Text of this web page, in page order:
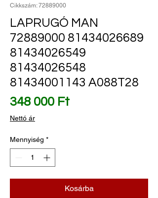
Cikkszám: 72889000
LAPRUGÓ MAN
72889000 81434026689
81434026549
81434026548
81434001143 A088T28
348 000 FtÁr
Nettó ár
Mennyiség *
Kosárba